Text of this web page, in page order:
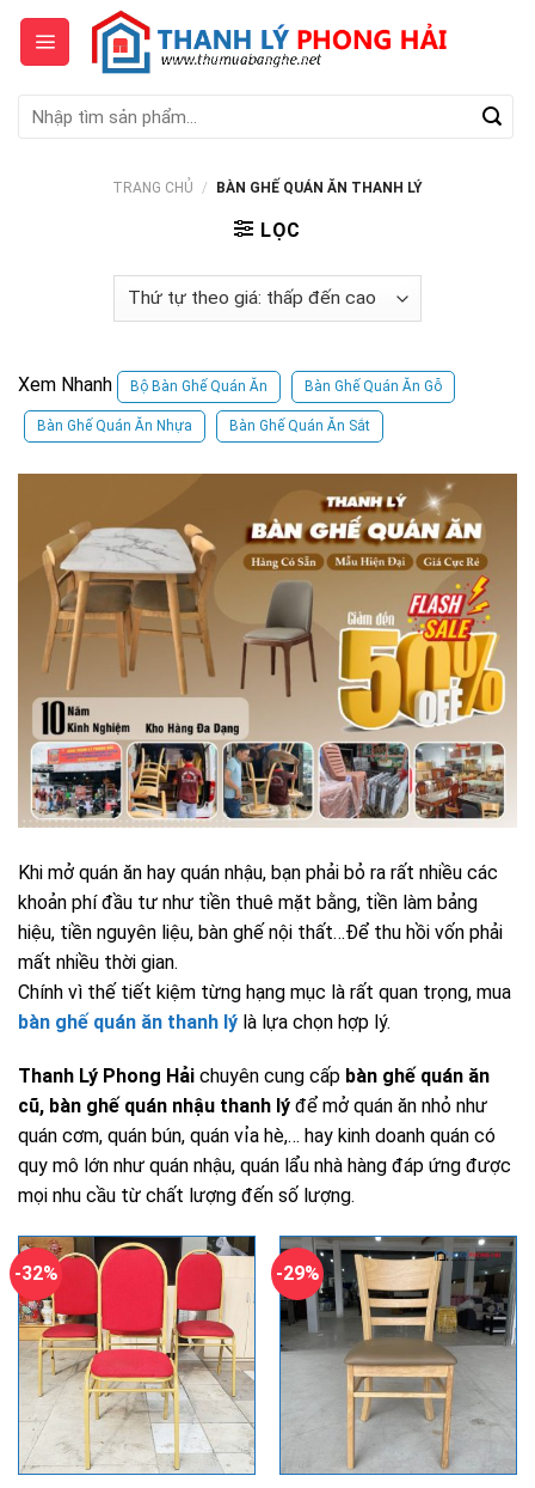
Skip
content
kiếm:
TRANG CHỦ / BÀN GHẾ QUÁN ĂN THANH LÝ
LỌC
Xem Nhanh Bộ Bàn Ghế Quán Ăn Bàn Ghế Quán Ăn Gỗ
Bàn Ghế Quán Ăn Nhựa Bàn Ghế Quán Ăn Sắt
Khi mở quán ăn hay quán nhậu, bạn phải bỏ ra rất nhiều các
khoản phí đầu tư như tiền thuê mặt bằng, tiền làm bảng
hiệu, tiền nguyên liệu, bàn ghế nội thất…Để thu hồi vốn phải
mất nhiều thời gian.
Chính vì thế tiết kiệm từng hạng mục là rất quan trọng, mua
bàn ghế quán ăn thanh lý là lựa chọn hợp lý.
Thanh Lý Phong Hải chuyên cung cấp bàn ghế quán ăn
cũ, bàn ghế quán nhậu thanh lý để mở quán ăn nhỏ như
quán cơm, quán bún, quán vỉa hè,… hay kinh doanh quán có
quy mô lớn như quán nhậu, quán lẩu nhà hàng đáp ứng được
mọi nhu cầu từ chất lượng đến số lượng.
-32% -29%